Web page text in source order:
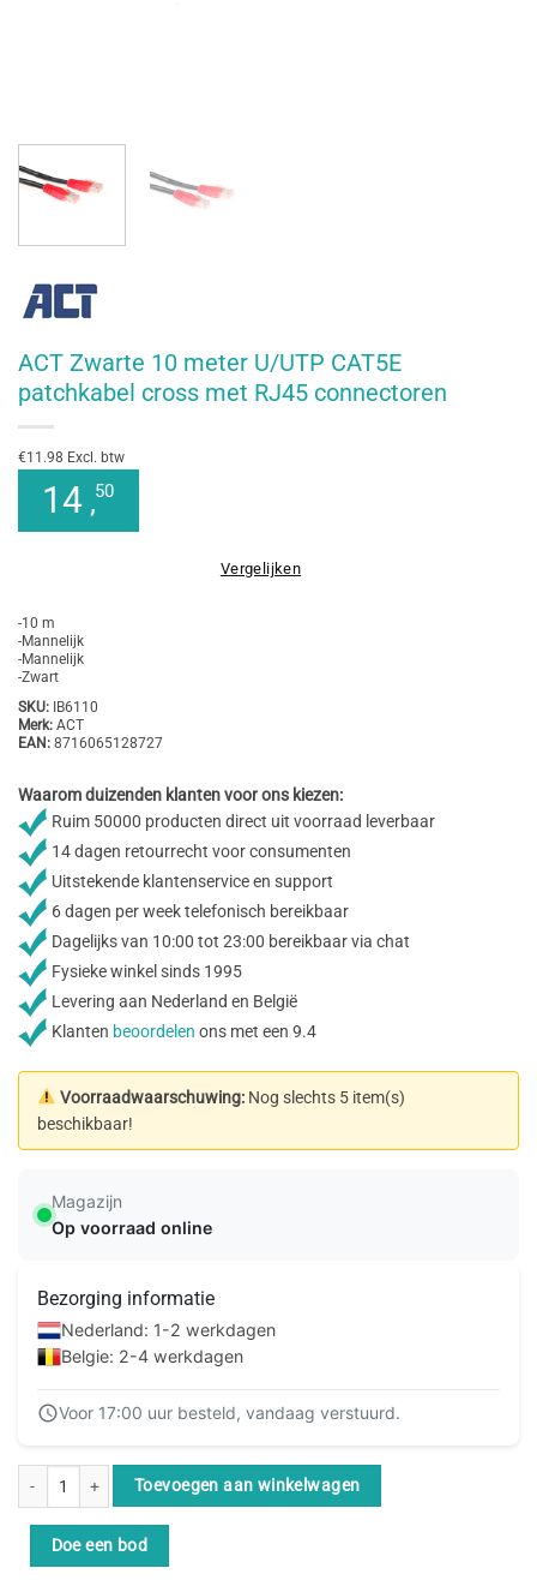
ACT Zwarte 10 meter U/UTP CAT5E
patchkabel cross met RJ45 connectoren
€11.98 Excl. btw
14 ,50
Vergelijken
-10 m
-Mannelijk
-Mannelijk
-Zwart
SKU: IB6110
Merk: ACT
EAN: 8716065128727
Waarom duizenden klanten voor ons kiezen:
Ruim 50000 producten direct uit voorraad leverbaar
14 dagen retourrecht voor consumenten
Uitstekende klantenservice en support
6 dagen per week telefonisch bereikbaar
Dagelijks van 10:00 tot 23:00 bereikbaar via chat
Fysieke winkel sinds 1995
Levering aan Nederland en België
Klanten beoordelen ons met een 9.4
Voorraadwaarschuwing: Nog slechts 5 item(s)
beschikbaar!
Magazijn
Op voorraad online
Bezorging informatie
Nederland: 1-2 werkdagen
Belgie: 2-4 werkdagen
Voor 17:00 uur besteld, vandaag verstuurd.
ACT Zwarte 10 meter U/UTP CAT5E patchkabel cross met RJ45
Toevoegen aan winkelwagen
Doe een bod